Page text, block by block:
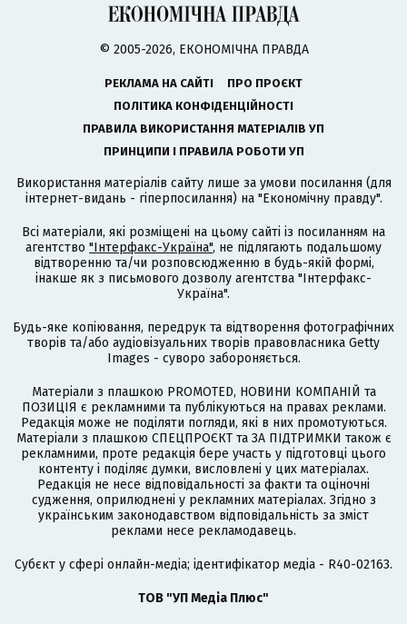
© 2005-2026, ЕКОНОМІЧНА ПРАВДА
РЕКЛАМА НА САЙТІ
ПРО ПРОЄКТ
ПОЛІТИКА КОНФІДЕНЦІЙНОСТІ
ПРАВИЛА ВИКОРИСТАННЯ МАТЕРІАЛІВ УП
ПРИНЦИПИ І ПРАВИЛА РОБОТИ УП
Використання матеріалів сайту лише за умови посилання (для
інтернет-видань - гіперпосилання) на "Економічну правду".
Всі матеріали, які розміщені на цьому сайті із посиланням на
агентство "Інтерфакс-Україна", не підлягають подальшому
відтворенню та/чи розповсюдженню в будь-якій формі,
інакше як з письмового дозволу агентства "Інтерфакс-
Україна".
Будь-яке копіювання, передрук та відтворення фотографічних
творів та/або аудіовізуальних творів правовласника Getty
Images - суворо забороняється.
Матеріали з плашкою PROMOTED, НОВИНИ КОМПАНІЙ та
ПОЗИЦІЯ є рекламними та публікуються на правах реклами.
Редакція може не поділяти погляди, які в них промотуються.
Матеріали з плашкою СПЕЦПРОЄКТ та ЗА ПІДТРИМКИ також є
рекламними, проте редакція бере участь у підготовці цього
контенту і поділяє думки, висловлені у цих матеріалах.
Редакція не несе відповідальності за факти та оціночні
судження, оприлюднені у рекламних матеріалах. Згідно з
українським законодавством відповідальність за зміст
реклами несе рекламодавець.
Cубєкт у сфері онлайн-медіа; ідентифікатор медіа - R40-02163.
ТОВ "УП Медіа Плюс"